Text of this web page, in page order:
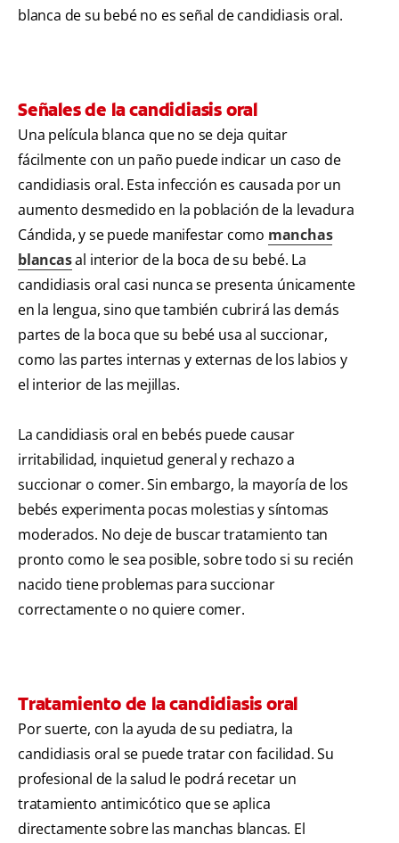
blanca de su bebé no es señal de candidiasis oral.
Señales de la candidiasis oral
Una película blanca que no se deja quitar
fácilmente con un paño puede indicar un caso de
candidiasis oral. Esta infección es causada por un
aumento desmedido en la población de la levadura
Cándida, y se puede manifestar como manchas
blancasal interior de la boca de su bebé. La
candidiasis oral casi nunca se presenta únicamente
en la lengua, sino que también cubrirá las demás
partes de la boca que su bebé usa al succionar,
como las partes internas y externas de los labios y
el interior de las mejillas.
La candidiasis oral en bebés puede causar
irritabilidad, inquietud general y rechazo a
succionar o comer. Sin embargo, la mayoría de los
bebés experimenta pocas molestias y síntomas
moderados. No deje de buscar tratamiento tan
pronto como le sea posible, sobre todo si su recién
nacido tiene problemas para succionar
correctamente o no quiere comer.
Tratamiento de la candidiasis oral
Por suerte, con la ayuda de su pediatra, la
candidiasis oral se puede tratar con facilidad. Su
profesional de la salud le podrá recetar un
tratamiento antimicótico que se aplica
directamente sobre las manchas blancas. El